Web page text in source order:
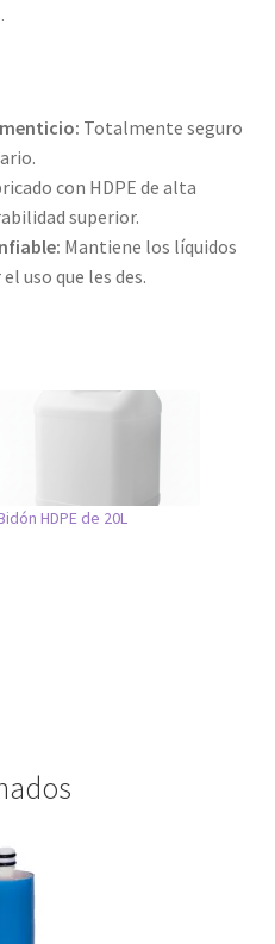
Totalmente seguro
con HDPE de alta
superior.
Mantiene los líquidos
uso que les des.
HDPE de 20L